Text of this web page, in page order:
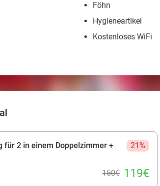
Föhn
Hygieneartikel
Kostenloses WiFi
für 2 in einem Doppelzimmer +
21%
150€ 119€